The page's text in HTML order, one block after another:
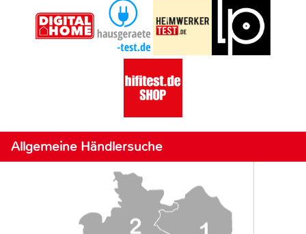
Allgemeine Händlersuche